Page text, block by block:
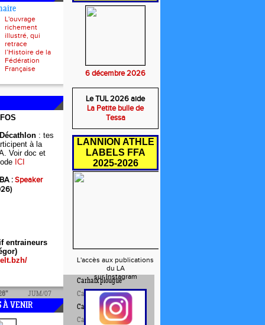
Carhaix plougue
JUM/07
Carhaix plougue
JUM/06
Carhaix plougue
Carhaix plougue
L'ouvrage
richement
illustré, qui
retrace
l’Histoire de la
Fédération
Française
: tes
à la
Voir doc et
ICI
:Speaker
entraineurs
À VENIR
6 décembre 2026
Le TUL 2026 aide
La Petite bulle de
Tessa
LANNION ATHLE
LABELS FFA
2025-2026
L'accès aux publications
du LA
sur Instagram